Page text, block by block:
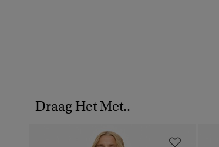
Draag Het Met..